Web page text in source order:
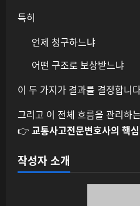
특히
언제 청구하느냐
어떤 구조로 보상받느냐
이 두 가지가 결과를 결정합니
그리고 이 전체 흐름을 관리하
👉 교통사고전문변호사의 핵
작성자 소개